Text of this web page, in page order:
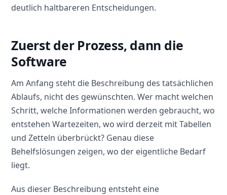
deutlich haltbareren Entscheidungen.
Zuerst der Prozess, dann die
Software
Am Anfang steht die Beschreibung des tatsächlichen
Ablaufs, nicht des gewünschten. Wer macht welchen
Schritt, welche Informationen werden gebraucht, wo
entstehen Wartezeiten, wo wird derzeit mit Tabellen
und Zetteln überbrückt? Genau diese
Behelfslösungen zeigen, wo der eigentliche Bedarf
liegt.
Aus dieser Beschreibung entsteht eine